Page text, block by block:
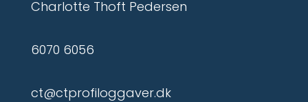
Charlotte Thoft Pedersen
6070 6056
ct@ctprofiloggaver.dk